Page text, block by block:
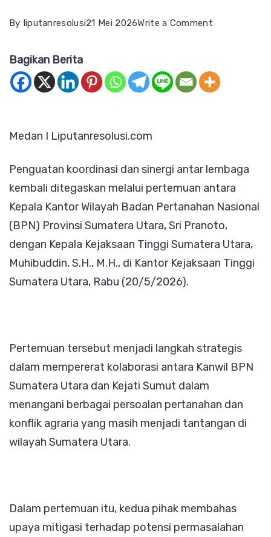
By liputanresolusi21 Mei 2026Write a Commenton
BPN
Perkuat
Sinergi
Penanganan
Pertanahan
dan
Pengamanan
Bagikan Berita
Medan I Liputanresolusi.com
Penguatan koordinasi dan sinergi antar lembaga
kembali ditegaskan melalui pertemuan antara
Kepala Kantor Wilayah Badan Pertanahan Nasional
(BPN) Provinsi Sumatera Utara, Sri Pranoto,
dengan Kepala Kejaksaan Tinggi Sumatera Utara,
Muhibuddin, S.H., M.H., di Kantor Kejaksaan Tinggi
Sumatera Utara, Rabu (20/5/2026).
Pertemuan tersebut menjadi langkah strategis
dalam mempererat kolaborasi antara Kanwil BPN
Sumatera Utara dan Kejati Sumut dalam
menangani berbagai persoalan pertanahan dan
konflik agraria yang masih menjadi tantangan di
wilayah Sumatera Utara.
Dalam pertemuan itu, kedua pihak membahas
upaya mitigasi terhadap potensi permasalahan